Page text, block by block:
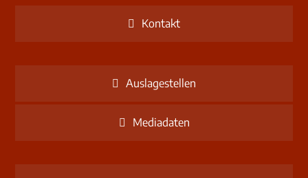
Kontakt
Auslagestellen
Mediadaten